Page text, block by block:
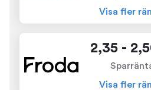
Visa fler
2,35 -
Visa fler